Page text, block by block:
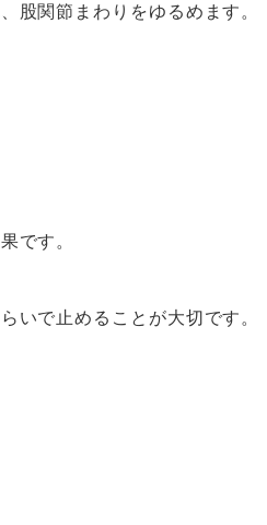
股関節まわりをゆるめます。
です。
いで止めることが大切です。